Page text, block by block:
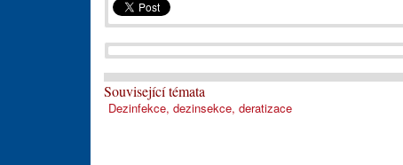
Související témata
Dezinfekce, dezinsekce, deratizace